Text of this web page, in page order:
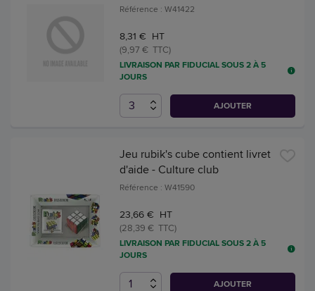
Référence : W41422
8,31 € HT
(9,97 € TTC)
LIVRAISON PAR FIDUCIAL SOUS 2 À 5
JOURS
AJOUTER
Jeu rubik's cube contient livret
d'aide - Culture club
Référence : W41590
23,66 € HT
(28,39 € TTC)
LIVRAISON PAR FIDUCIAL SOUS 2 À 5
JOURS
AJOUTER